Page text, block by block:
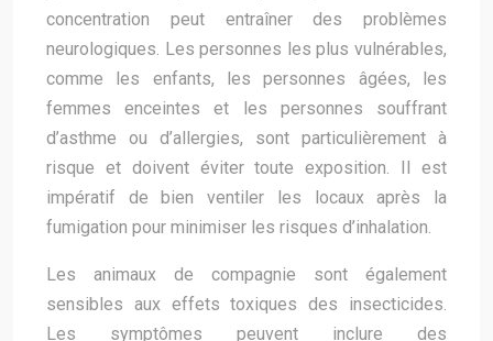
concentration peut entraîner des problèmes
neurologiques. Les personnes les plus vulnérables,
comme les enfants, les personnes âgées, les
femmes enceintes et les personnes souffrant
d’asthme ou d’allergies, sont particulièrement à
risque et doivent éviter toute exposition. Il est
impératif de bien ventiler les locaux après la
fumigation pour minimiser les risques d’inhalation.
Les animaux de compagnie sont également
sensibles aux effets toxiques des insecticides.
Les symptômes peuvent inclure des